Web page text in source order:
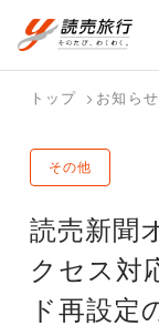
航空券+
国内
バスツア
を探す
国内特
ら探す
海外
海外特集
ら探す
トップ お知ら
その他
読売新聞
クセス対
ド再設定